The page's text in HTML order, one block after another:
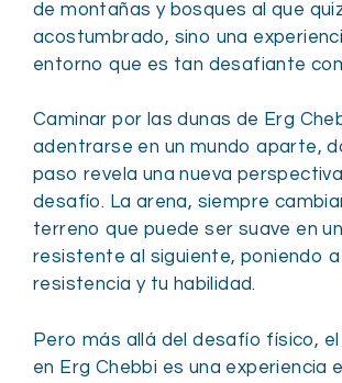
de montañas y bosques al que
acostumbrado, sino una
entorno que es tan desafiante
Caminar por las dunas de Erg
adentrarse en un mundo aparte,
paso revela una nueva
desafío. La arena, siempre
terreno que puede ser suave en
resistente al siguiente, poniendo
resistencia y tu habilidad.
Pero más allá del desafío físico,
en Erg Chebbi es una experiencia